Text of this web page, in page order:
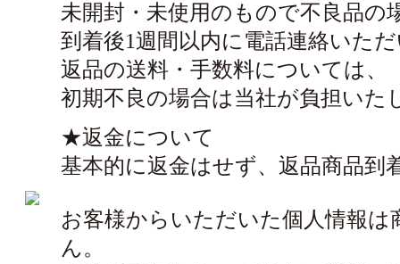
未開封・未使用のもので不良品の
到着後1週間以内に電話連絡いた
返品の送料・手数料については、
初期不良の場合は当社が負担いた
★返金について
基本的に返金はせず、返品商品到
お客様からいただいた個人情報
ん。